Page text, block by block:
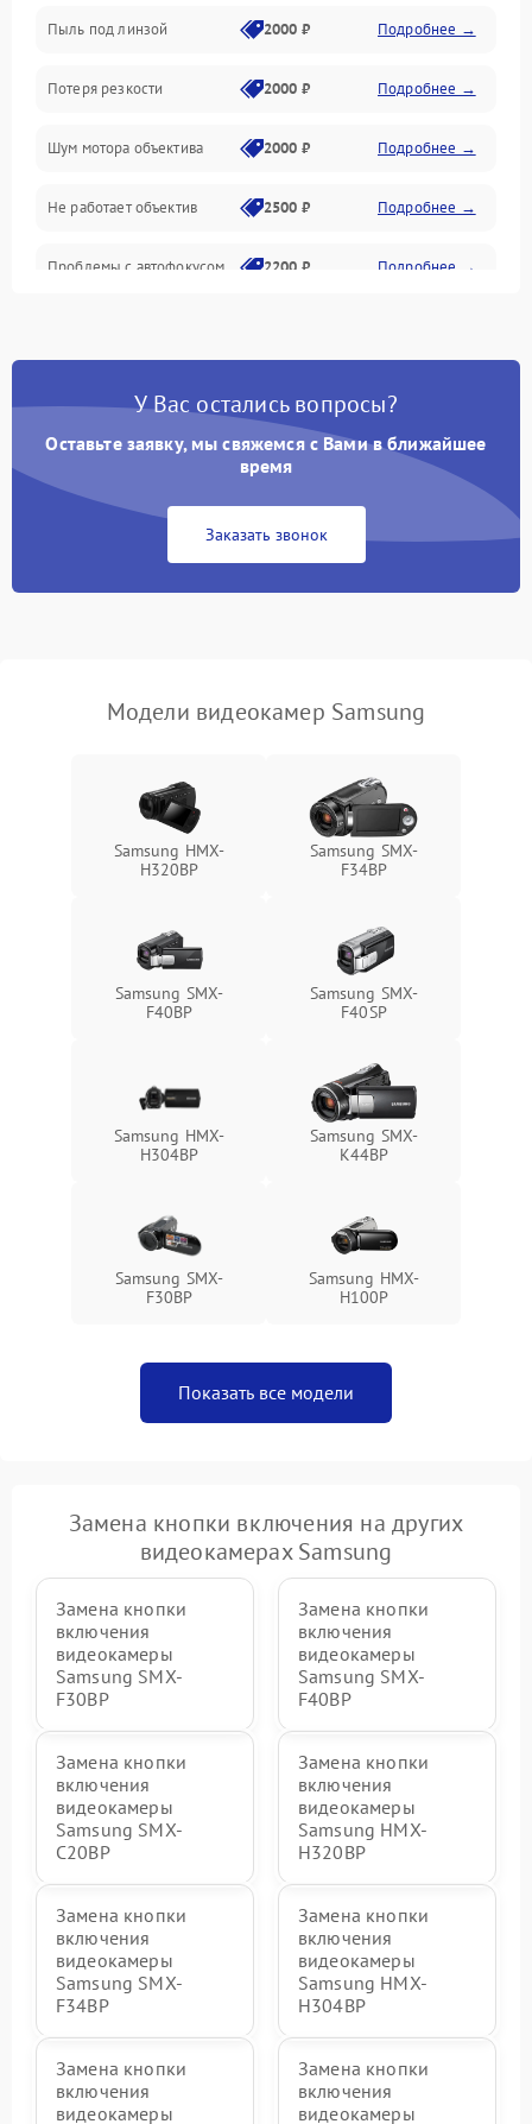
Механические повреждения
Аудио
Пыль под линзой 2000 ₽ Подробнее →
Потеря резкости 2000 ₽ Подробнее →
Шум мотора объектива 2000 ₽ Подробнее →
Не работает объектив 2500 ₽ Подробнее →
Проблемы с автофокусом 2200 ₽ Подробнее →
Плохое качество
2500 ₽ Подробнее →
Не работает зум Подробнее →
Не работает стабилизация
У Вас остались вопросы?
Оставьте заявку, мы свяжемся с Вами в ближайшее
время
Заказать звонок
Модели видеокамер Samsung
Samsung HMX-
H320BP
Samsung SMX-
F34BP
Samsung SMX-
F40BP
Samsung SMX-
F40SP
Samsung HMX-
H304BP
Samsung SMX-
K44BP
Samsung SMX-
F30BP
Samsung HMX-
H100P
Показать все модели
Замена кнопки включения на других
видеокамерах Samsung
Замена кнопки
включения
видеокамеры
Samsung SMX-
F30BP
Замена кнопки
включения
видеокамеры
Samsung SMX-
F40BP
Замена кнопки
включения
видеокамеры
Samsung SMX-
C20BP
Замена кнопки
включения
видеокамеры
Samsung HMX-
H320BP
Замена кнопки
включения
видеокамеры
Samsung SMX-
F34BP
Замена кнопки
включения
видеокамеры
Samsung HMX-
H304BP
Замена кнопки
включения
видеокамеры
Замена кнопки
включения
видеокамеры